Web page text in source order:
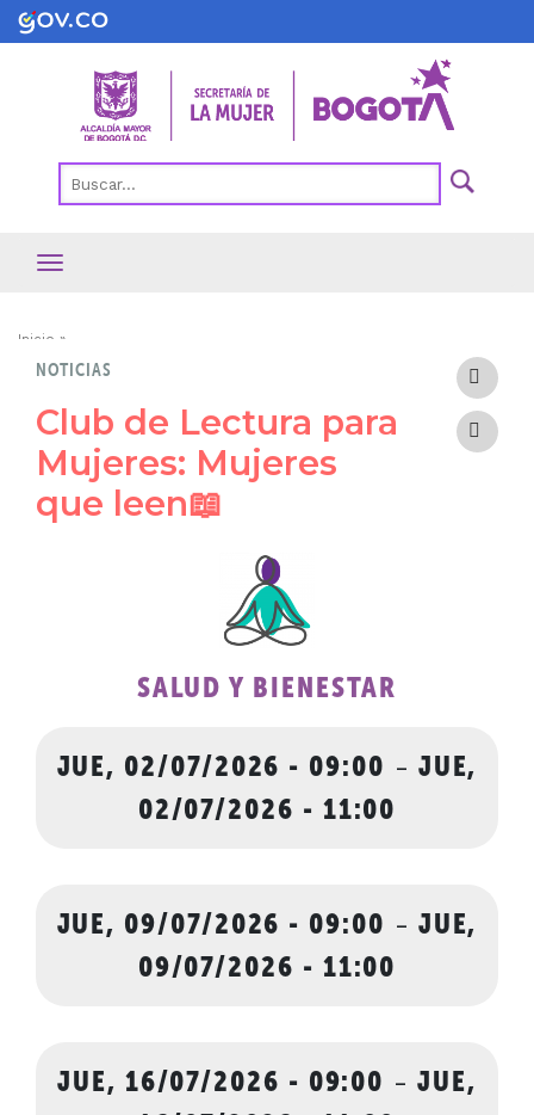
Pasar
al
Ruta
de
navegación
Inicio
NOTICIAS
Club de Lectura para
Mujeres: Mujeres
que leen📖
SALUD Y BIENESTAR
JUE, 02/07/2026 - 09:00 - JUE,
02/07/2026 - 11:00
JUE, 09/07/2026 - 09:00 - JUE,
09/07/2026 - 11:00
JUE, 16/07/2026 - 09:00 -JUE,